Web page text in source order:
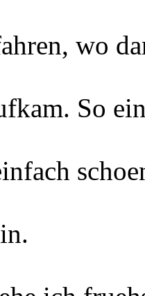
wo
So